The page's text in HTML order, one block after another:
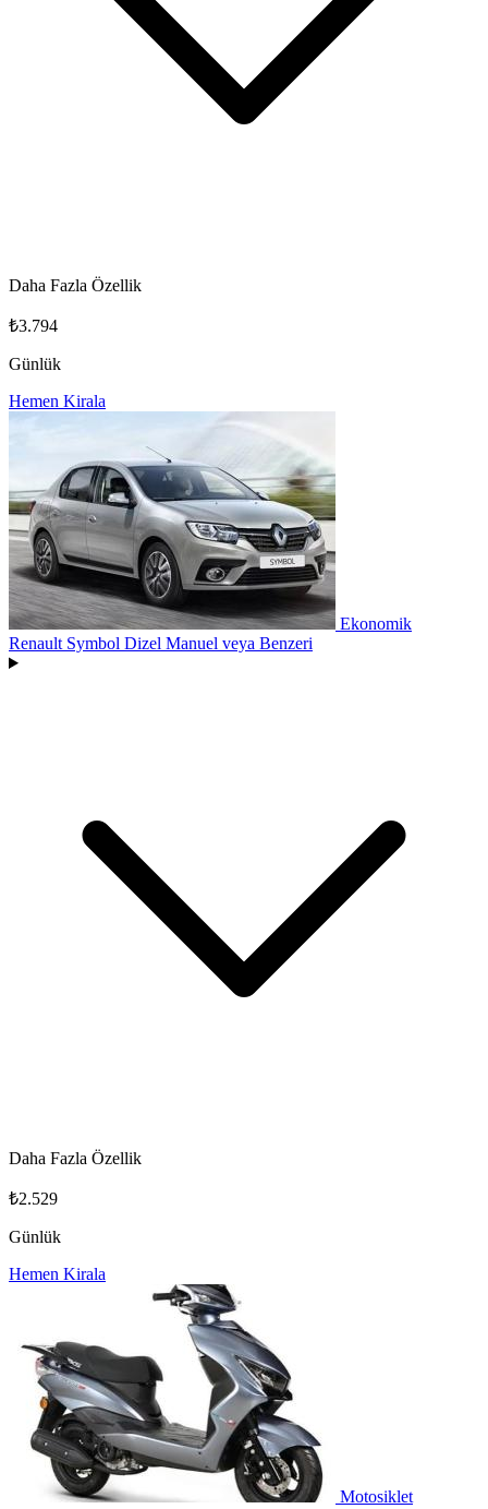
Daha Fazla Özellik
₺3.794
Günlük
Hemen Kirala
Ekonomik
Renault Symbol Dizel Manuel veya Benzeri
Daha Fazla Özellik
₺2.529
Günlük
Hemen Kirala
Motosiklet